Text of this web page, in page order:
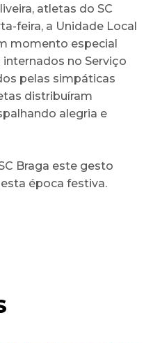
atletas do SC
feira, a Unidade Local
momento especial
no Serviço
pelas simpáticas
distribuíram
alegria e
Braga este gesto
época festiva.